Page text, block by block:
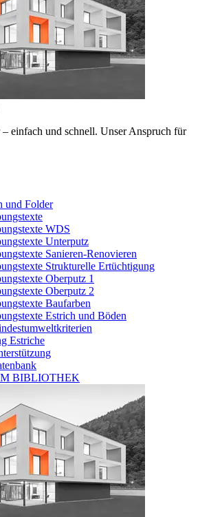
einfach und schnell. Unser Anspruch für
und Folder
WDS
Unterputz
Sanieren-Renovieren
Strukturelle Ertüchtigung
Oberputz 1
Oberputz 2
Baufarben
Estrich und Böden
Estriche
BIBLIOTHEK